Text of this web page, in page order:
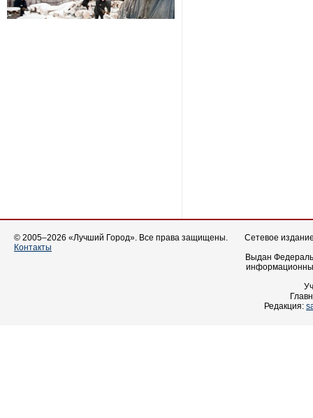
© 2005–2026 «Лучший Город». Все права защищены.
Контакты
Сетевое
Выдан
Редакция: